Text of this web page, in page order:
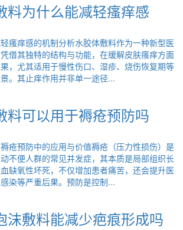
料为什么能减轻瘙痒感
瘙痒感的机制分析水胶体敷料作为一种新型医
借其独特的结构与功能，在缓解皮肤瘙痒方面
，尤其适用于慢性伤口、湿疹、烧伤恢复期等
。其止痒作用并非单一途径...
料可以用于褥疮预防吗
疮预防中的应用与价值褥疮（压力性损伤）是
不便人群的常见并发症，其本质是局部组织长
缺氧性坏死，不仅增加患者痛苦，还会提升医
染等严重后果。预防是控制...
沫敷料能减少疤痕形成吗